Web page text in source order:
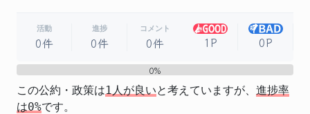
活動
0件
進捗
0件
コメント
0件 1P 0P
0%
この公約・政策は1人が良いと考えていますが、 進捗率
は0%です。